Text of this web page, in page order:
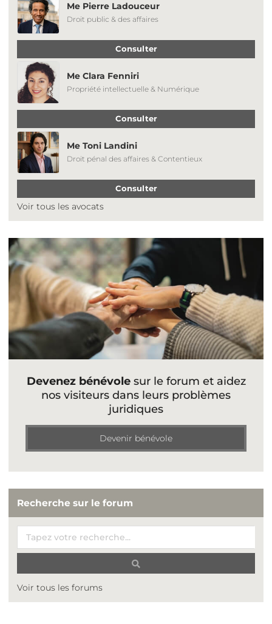
Me Pierre Ladouceur
Droit public & des affaires
Consulter
Me Clara Fenniri
Propriété intellectuelle & Numérique
Consulter
Me Toni Landini
Droit pénal des affaires & Contentieux
Consulter
Voir tous les avocats
Devenez bénévolesur le forum et aidez
nos visiteurs dans leurs problèmes
juridiques
Devenir bénévole
Recherche sur le forum
Voir tous les forums